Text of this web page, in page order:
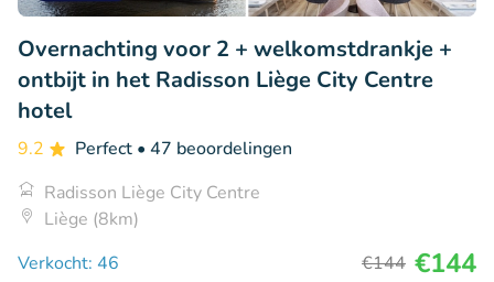
Overnachting voor 2 + welkomstdrankje +
ontbijt in het Radisson Liège City Centre
hotel
9.2 Perfect • 47 beoordelingen
Radisson Liège City Centre
Liège (8km)
Verkocht: 46
€144 €144